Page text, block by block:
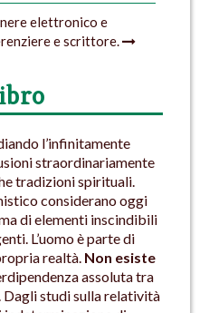
elettronico e
e scrittore.
l’infinitamente
straordinariamente
tradizioni spirituali.
considerano oggi
di elementi inscindibili
L’uomo è parte di
realtà. Non esiste
assoluta tra
Dagli studi sulla relatività